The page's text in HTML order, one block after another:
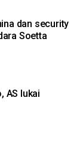
dan security
Soetta
AS lukai